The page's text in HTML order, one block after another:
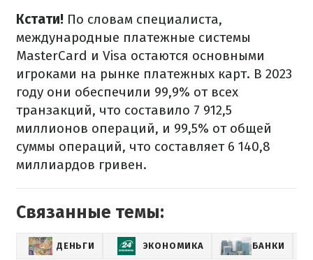
Кстати! По словам специалиста,
международные платежные системы
MasterCard и Visa остаются основными
игроками на рынке платежных карт. В 2023
году они обеспечили 99,9% от всех
транзакций, что составило 7 912,5
миллионов операций, и 99,5% от общей
суммы операций, что составляет 6 140,8
миллиардов гривен.
Связанные темы:
ДЕНЬГИ ЭКОНОМИКА БАНКИ